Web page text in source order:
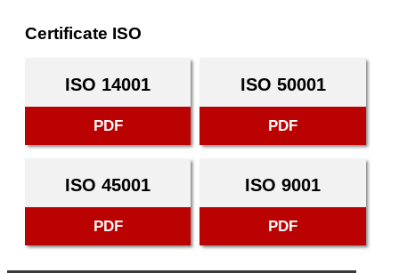
Certificate ISO
ISO 14001
PDF
ISO 50001
PDF
ISO 45001
PDF
ISO 9001
PDF